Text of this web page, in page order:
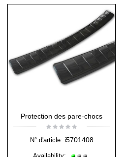
Protection des pare-chocs
N° d'article: i5701408